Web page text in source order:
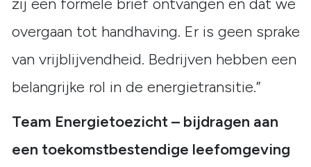
zij een formele brief ontvangen en dat we
overgaan tot handhaving. Er is geen sprake
van vrijblijvendheid. Bedrijven hebben een
belangrijke rol in de energietransitie.”
Team Energietoezicht – bijdragen aan
een toekomstbestendige leefomgeving